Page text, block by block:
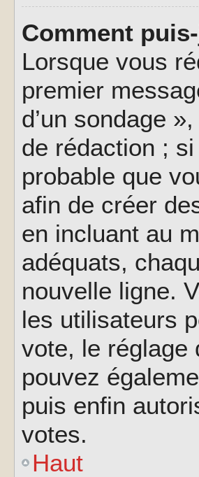
Comment
Lorsque vous
premier
d’un sondage
de rédaction ;
probable que
afin de créer
en incluant au
adéquats,
nouvelle ligne.
les utilisateurs
vote, le réglage
pouvez
puis enfin
votes.
Haut